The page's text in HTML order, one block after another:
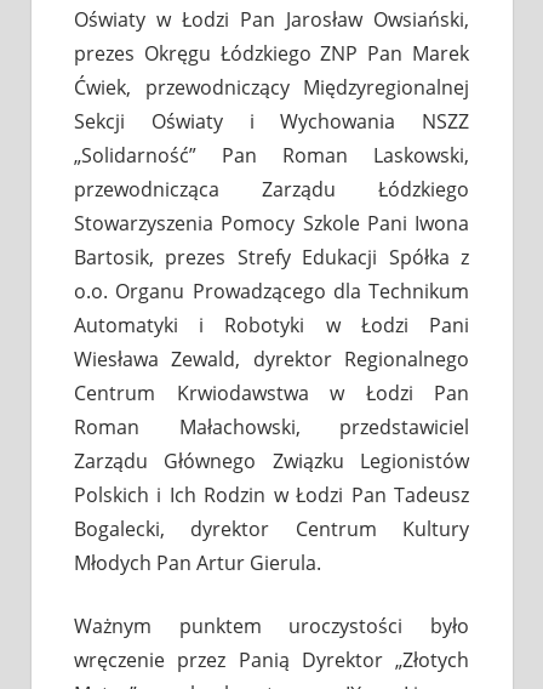
Oświaty w Łodzi Pan Jarosław Owsiański,
prezes Okręgu Łódzkiego ZNP Pan Marek
Ćwiek, przewodniczący Międzyregionalnej
Sekcji Oświaty i Wychowania NSZZ
„Solidarność” Pan Roman Laskowski,
przewodnicząca Zarządu Łódzkiego
Stowarzyszenia Pomocy Szkole Pani Iwona
Bartosik, prezes Strefy Edukacji Spółka z
o.o. Organu Prowadzącego dla Technikum
Automatyki i Robotyki w Łodzi Pani
Wiesława Zewald, dyrektor Regionalnego
Centrum Krwiodawstwa w Łodzi Pan
Roman Małachowski, przedstawiciel
Zarządu Głównego Związku Legionistów
Polskich i Ich Rodzin w Łodzi Pan Tadeusz
Bogalecki, dyrektor Centrum Kultury
Młodych Pan Artur Gierula.
Ważnym punktem uroczystości było
wręczenie przez Panią Dyrektor „Złotych